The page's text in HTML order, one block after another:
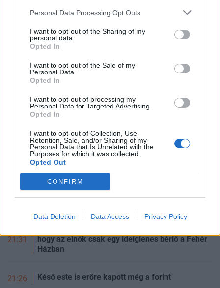
Personal Data Processing Opt Outs
I want to opt-out of the Sharing of my
personal data.
Opted In
I want to opt-out of the Sale of my
Personal Data.
Opted In
I want to opt-out of processing my
Personal Data for Targeted Advertising.
Opted In
I want to opt-out of Collection, Use,
Retention, Sale, and/or Sharing of my
Personal Data that Is Unrelated with the
Purposes for which it was collected.
Opted Out
CONFIRM
Data Deletion Data Access Privacy Policy
Tréder Topik :o)
FRISS HÍREK TOVÁBBI HÍREK
Összefogott a lakosság: rendkívüli takarékosság
mentette meg Magyarországot a sötétségtől
ment az arany, emelkedtek a tőzsdék
Migránsválság: már órák múlva szigorú
ellenőrzés jön
21:33 Nagy bejelentést tett Donald Trump!
21:31
hogy az elnök csak egy ideiglenes bérlő a Fehér
Házban
21:26 Késő este is erőre kapott még a forint